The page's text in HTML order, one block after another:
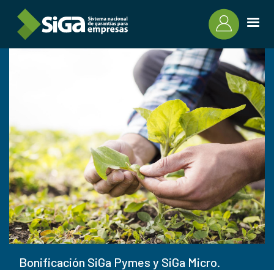
Pasar al contenido principal
Bonificación SiGa Pymes y SiGa Micro.